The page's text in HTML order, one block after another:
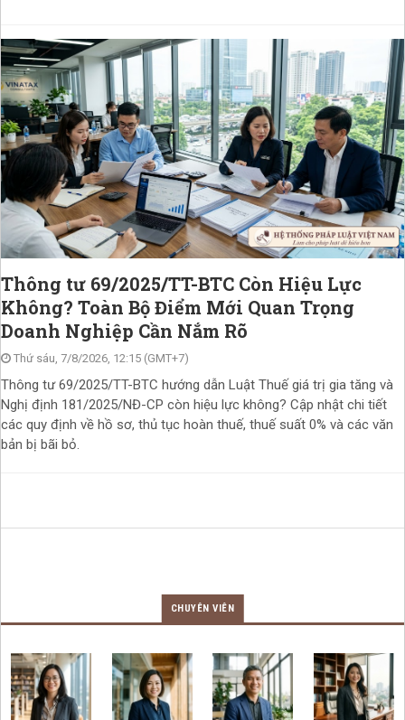
Thông tư 69/2025/TT-BTC Còn Hiệu Lực
Không? Toàn Bộ Điểm Mới Quan Trọng
Doanh Nghiệp Cần Nắm Rõ
Thứ sáu, 7/8/2026, 12:15 (GMT+7)
Thông tư 69/2025/TT-BTC hướng dẫn Luật Thuế giá trị gia tăng và
Nghị định 181/2025/NĐ-CP còn hiệu lực không? Cập nhật chi tiết
các quy định về hồ sơ, thủ tục hoàn thuế, thuế suất 0% và các văn
bản bị bãi bỏ.
CHUYÊN VIÊN